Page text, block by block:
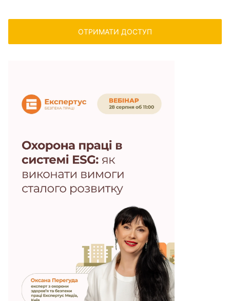
ОТРИМАТИ ДОСТУП